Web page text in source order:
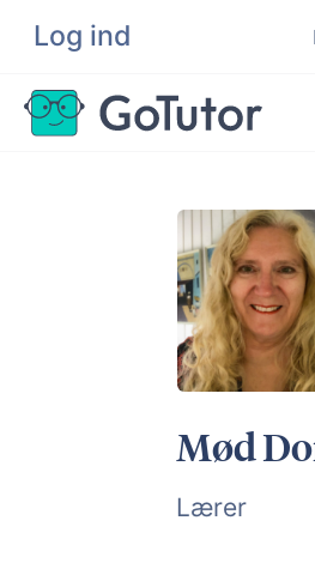
Log ind
Søg
Lektiehjælp
Eksamenshjælp
Hjælp til ordblinde
Kundeudtalelser
Undervisere
Mød
Lærer